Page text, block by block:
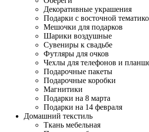
Декоративные украшения
Подарки с восточной
Мешочки для подарков
Шарики воздушные
Сувениры к свадьбе
Футляры для очков
Чехлы для телефонов и
Подарочные пакеты
Подарочные коробки
Магнитики
Подарки на 8 марта
Подарки на 14 февраля
Домашний текстиль
Ткань мебельная